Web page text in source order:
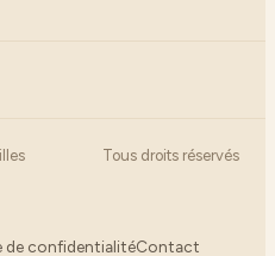
Tous droits réservés
de confidentialitéContact